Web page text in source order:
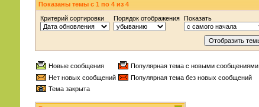
Показаны темы с 1 по 4 из 4
Критерий сортировки
Порядок отображения Показать
Новые сообщения
Популярная тема с новыми сообщениями
Нет новых сообщений
Популярная тема без новых сообщений
Тема закрыта